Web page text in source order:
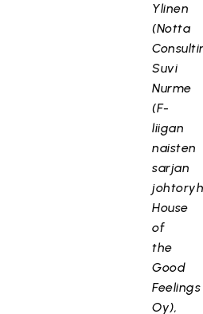
Ylinen
(Notta
Suvi
Nurme
(F-
liigan
naisten
sarjan
House
of
the
Good
Feelings
Oy),